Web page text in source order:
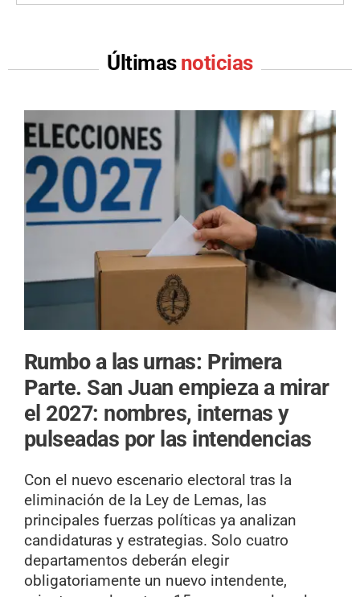
Últimas noticias
Rumbo a las urnas: Primera
Parte. San Juan empieza a mirar
el 2027: nombres, internas y
pulseadas por las intendencias
Con el nuevo escenario electoral tras la
eliminación de la Ley de Lemas, las
principales fuerzas políticas ya analizan
candidaturas y estrategias. Solo cuatro
departamentos deberán elegir
obligatoriamente un nuevo intendente,